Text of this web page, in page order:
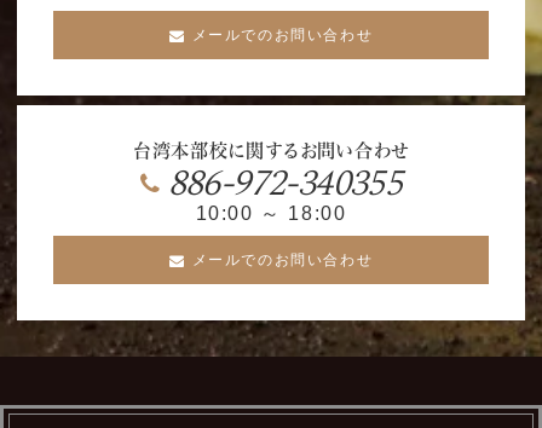
メールでのお問い合わせ
台湾本部校に関するお問い合わせ
886-972-340355
10:00 ～ 18:00
メールでのお問い合わせ